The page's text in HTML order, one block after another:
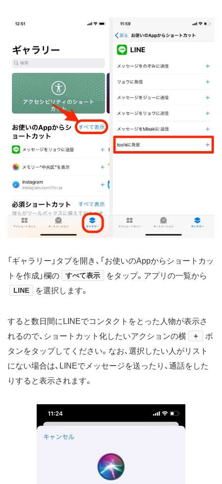
「ギャラリー」タブを開き、「お使いのAppからショートカッ
トを作成」欄の
すべて表示 をタップ。アプリの一覧から
LINE を選択します。
すると数日間にLINEでコンタクトをとった人物が表示さ
れるので、ショートカット化したいアクションの横
＋
ボ
タンをタップしてください。なお、選択したい人がリスト
にない場合は、LINEでメッセージを送ったり、通話をした
りすると表示されます。